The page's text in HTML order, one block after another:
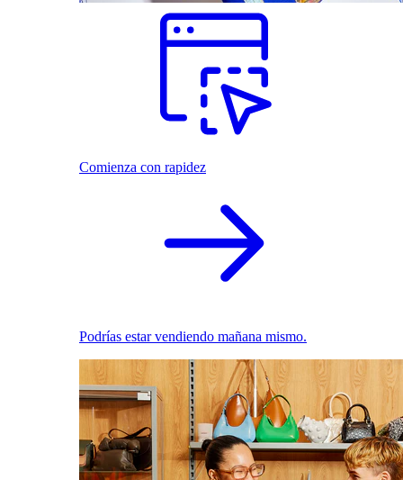
Comienza con rapidez
Podrías estar vendiendo mañana mismo.